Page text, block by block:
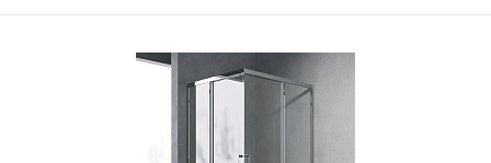
В корзину
В наличии